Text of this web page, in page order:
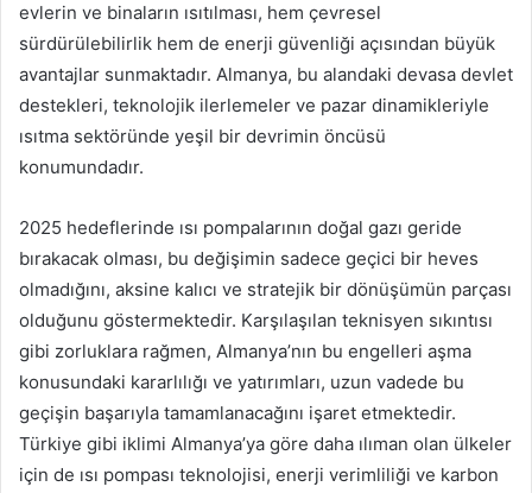
evlerin ve binaların ısıtılması, hem çevresel
sürdürülebilirlik hem de enerji güvenliği açısından büyük
avantajlar sunmaktadır. Almanya, bu alandaki devasa devlet
destekleri, teknolojik ilerlemeler ve pazar dinamikleriyle
ısıtma sektöründe yeşil bir devrimin öncüsü
konumundadır.
2025 hedeflerinde ısı pompalarının doğal gazı geride
bırakacak olması, bu değişimin sadece geçici bir heves
olmadığını, aksine kalıcı ve stratejik bir dönüşümün parçası
olduğunu göstermektedir. Karşılaşılan teknisyen sıkıntısı
gibi zorluklara rağmen, Almanya’nın bu engelleri aşma
konusundaki kararlılığı ve yatırımları, uzun vadede bu
geçişin başarıyla tamamlanacağını işaret etmektedir.
Türkiye gibi iklimi Almanya’ya göre daha ılıman olan ülkeler
için de ısı pompası teknolojisi, enerji verimliliği ve karbon